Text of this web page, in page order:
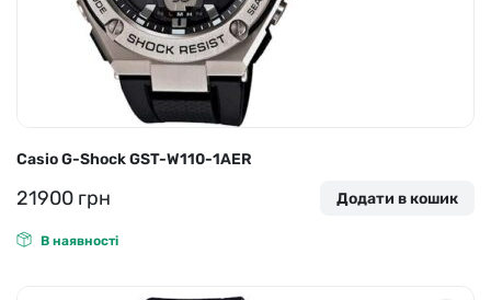
Casio G-Shock GST-W110-1AER
21900 грн Додати в кошик
В наявності